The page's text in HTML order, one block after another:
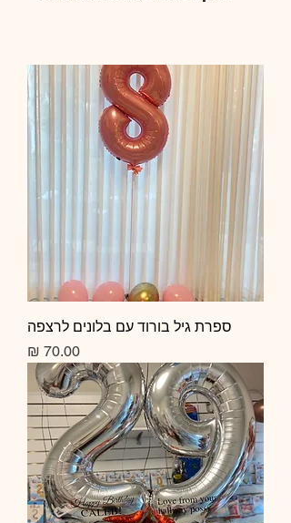
ספרת גיל בורוד עם בלונים לרצפה
מחיר